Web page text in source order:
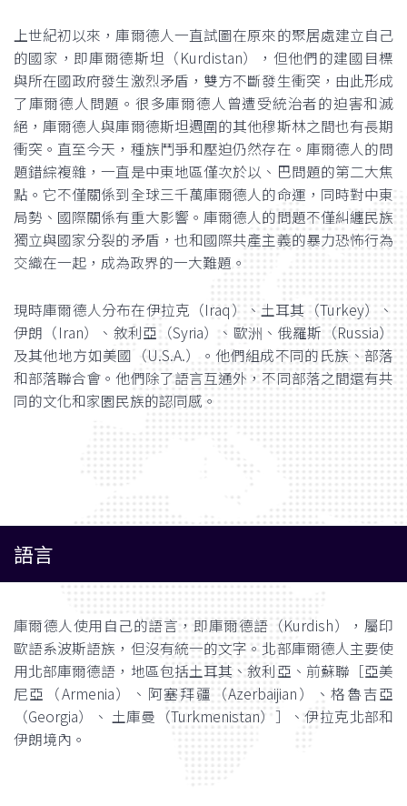
上世紀初以來，庫爾德人一直試圖在原來的聚居處建立自己
的國家，即庫爾德斯坦（Kurdistan），但他們的建國目標
與所在國政府發生激烈矛盾，雙方不斷發生衝突，由此形成
了庫爾德人問題。很多庫爾德人曾遭受統治者的迫害和滅
絕，庫爾德人與庫爾德斯坦週圍的其他穆斯林之間也有長期
衝突。直至今天，種族鬥爭和壓迫仍然存在。庫爾德人的問
題錯綜複雜，一直是中東地區僅次於以、巴問題的第二大焦
點。它不僅關係到全球三千萬庫爾德人的命運，同時對中東
局勢、國際關係有重大影響。庫爾德人的問題不僅糾纏民族
獨立與國家分裂的矛盾，也和國際共產主義的暴力恐怖行為
交織在一起，成為政界的一大難題。
現時庫爾德人分布在伊拉克（Iraq）、土耳其（Turkey）、
伊朗（Iran）、敘利亞（Syria）、歐洲、俄羅斯（Russia）
及其他地方如美國（U.S.A.）。他們組成不同的氏族、部落
和部落聯合會。他們除了語言互通外，不同部落之間還有共
同的文化和家園民族的認同感。
語言
庫爾德人使用自己的語言，即庫爾德語（Kurdish），屬印
歐語系波斯語族，但沒有統一的文字。北部庫爾德人主要使
用北部庫爾德語，地區包括土耳其、敘利亞、前蘇聯［亞美
尼亞（Armenia）、阿塞拜疆（Azerbaijian）、格魯吉亞
（Georgia）、 土庫曼（Turkmenistan）］、伊拉克北部和
伊朗境內。